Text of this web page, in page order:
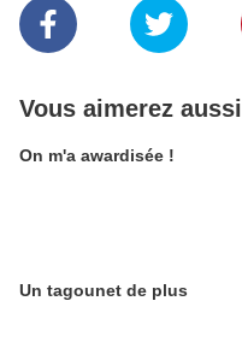
Vous aimerez aussi
On m'a awardisée !
Un tagounet de plus